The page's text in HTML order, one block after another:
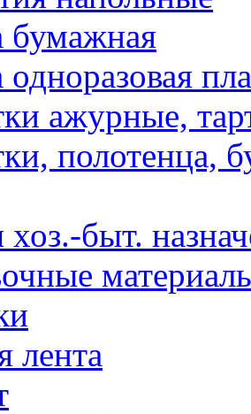
бумажная
ажурные,
полотенца,
быт.
лента